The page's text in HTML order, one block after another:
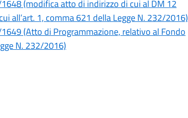
(modifica atto di indirizzo di cui al DM 12
all’art. 1, comma 621 della Legge N. 232/2016)
(Atto di Programmazione, relativo al Fondo
N. 232/2016)